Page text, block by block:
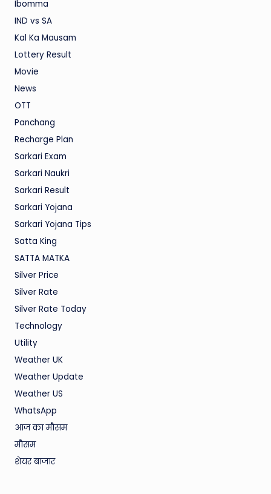
Ibomma
IND vs SA
Kal Ka Mausam
Lottery Result
Movie
News
OTT
Panchang
Recharge Plan
Sarkari Exam
Sarkari Naukri
Sarkari Result
Sarkari Yojana
Sarkari Yojana Tips
Satta King
SATTA MATKA
Silver Price
Silver Rate
Silver Rate Today
Technology
Utility
Weather UK
Weather Update
Weather US
WhatsApp
आज का मौसम
मौसम
शेयर बाजार